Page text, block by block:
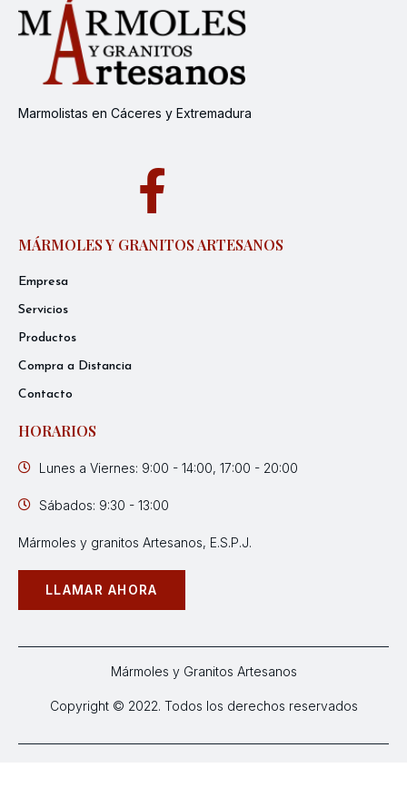
Marmolistas en Cáceres y Extremadura
MÁRMOLES Y GRANITOS ARTESANOS
Empresa
Servicios
Productos
Compra a Distancia
Contacto
HORARIOS
Lunes a Viernes: 9:00 - 14:00, 17:00 - 20:00
Sábados: 9:30 - 13:00
Mármoles y granitos Artesanos, E.S.P.J.
LLAMAR AHORA
Mármoles y Granitos Artesanos
Copyright © 2022. Todos los derechos reservados